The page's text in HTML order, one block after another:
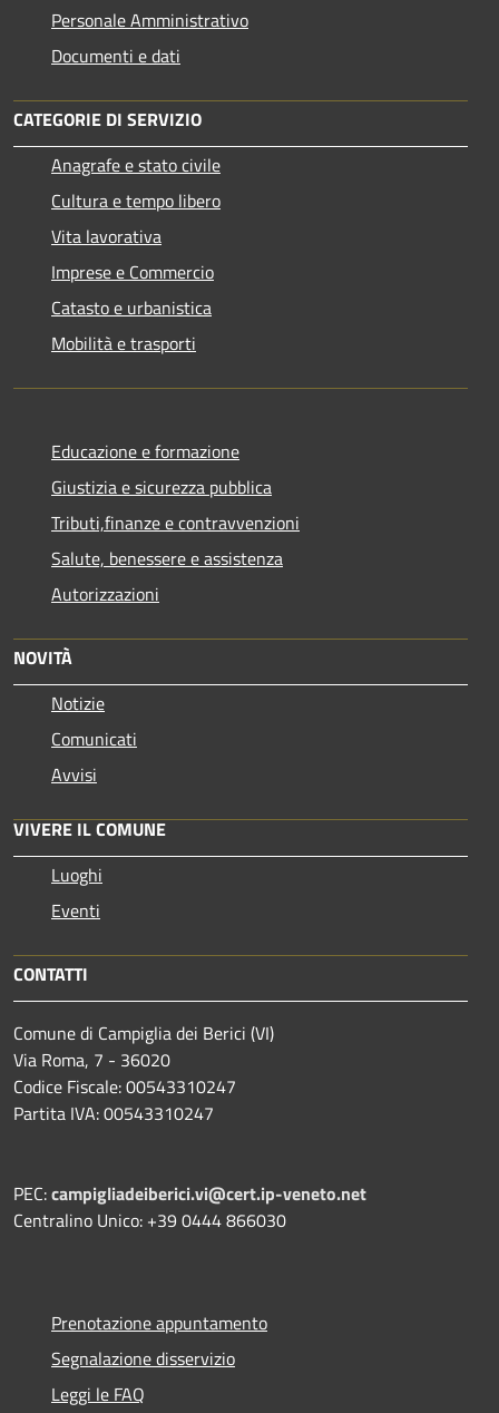
Personale Amministrativo
Documenti e dati
CATEGORIE DI SERVIZIO
Anagrafe e stato civile
Cultura e tempo libero
Vita lavorativa
Imprese e Commercio
Catasto e urbanistica
Mobilità e trasporti
Educazione e formazione
Giustizia e sicurezza pubblica
Tributi,finanze e contravvenzioni
Salute, benessere e assistenza
Autorizzazioni
NOVITÀ
Notizie
Comunicati
Avvisi
VIVERE IL COMUNE
Luoghi
Eventi
CONTATTI
Comune di Campiglia dei Berici (VI)
Via Roma, 7 - 36020
Codice Fiscale: 00543310247
Partita IVA: 00543310247
PEC:campigliadeiberici.vi@cert.ip-veneto.net
Centralino Unico: +39 0444 866030
Prenotazione appuntamento
Segnalazione disservizio
Leggi le FAQ